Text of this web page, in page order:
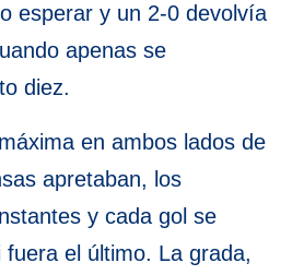
esperar y un 2-0 devolvía
apenas se
diez.
en ambos lados de
apretaban, los
y cada gol se
el último. La grada,